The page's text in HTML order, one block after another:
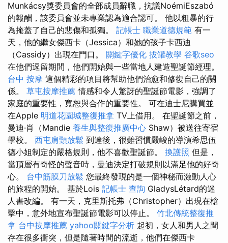
Munkácsy獎委員會的全部成員辭職，抗議NoémiEszabó
的報酬，該委員會並未專業認為適合認可。 他以粗暴的行
為掩蓋了自己的悲傷和孤獨。 記帳士 職業道德規範 有一
天，他的繼女傑西卡（Jessica）和她的孩子卡西迪
（Cassidy）出現在門口。 關鍵字優化 拔罐教學 谷歌seo
在他們逗留期間，他們開始與一些當地人建造聖誕節經理。
台中 按摩 這個精彩的項目將幫助他們治愈和修復自己的關
係。 草屯按摩推薦 情感和令人驚訝的聖誕節電影，強調了
家庭的重要性，寬恕與合作的重要性。 可在迪士尼購買並
在Apple 明道花園城整復推拿 TV上借用。 在聖誕節之前，
曼迪·肖（Mandie 養生與整復推廣中心 Shaw）被送往寄宿
學校。 西屯肩頸放鬆 到達後，很難習慣嚴峻的導演希思伍
德小姐制定的嚴格規則，他不喜歡聖誕節。 換護照 但是，
當頂層有奇怪的聲音時，曼迪決定打破規則以滿足他的好奇
心。 台中筋膜刀放鬆 您最終發現的是一個神秘而激動人心
的旅程的開始。 基於Lois 記帳士 查詢 GladysLétard的迷
人書改編。 有一天，克里斯托弗（Christopher）出現在槍
擊中，意外地宣布聖誕節電影可以停止。 竹北傳統整復推
拿 台中按摩推薦 yahoo關鍵字分析 起初，女人和男人之間
存在很多衝突，但是隨著時間的流逝，他們在傑西卡